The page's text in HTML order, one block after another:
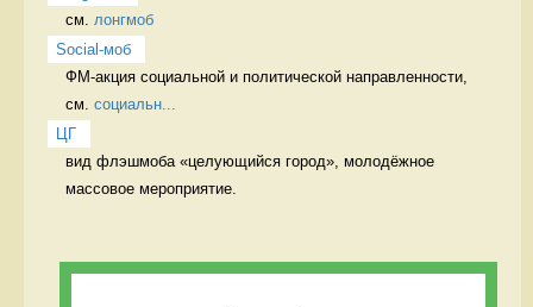
см. лонгмоб
Social-моб
ФМ-акция социальной и политической направленности,
см. cоциальн...
ЦГ
вид флэшмоба «целующийся город», молодёжное
массовое мероприятие.